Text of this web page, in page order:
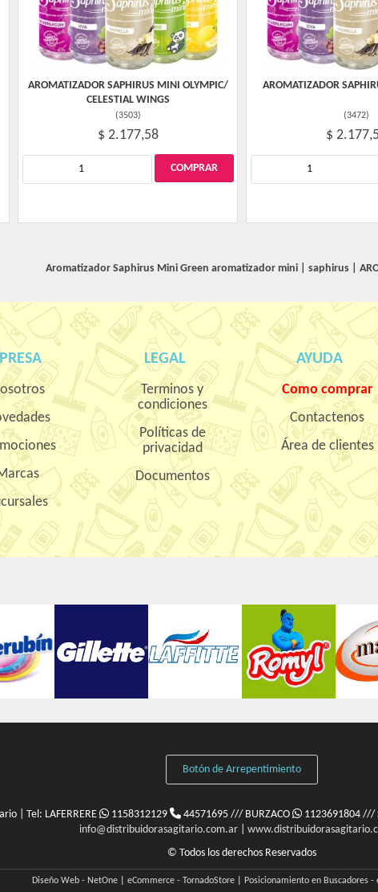
AROMATIZADOR SAPHIRUS MINI OLYMPIC/
CELESTIAL WINGS
(3503)
$ 2.177,58
AROMATIZADOR
(3472)
$
Aromatizador Saphirus Mini Green aromatizador mini| saphirus|
LEGAL
Terminos y
condiciones
Políticas de
privacidad
Documentos
AYUDA
Como comprar
Contactenos
Área de clientes
Botón de Arrepentimiento
| Tel: LAFERRERE 1158312129 44571695 /// BURZACO 1123691804 ///
info@distribuidorasagitario.com.ar|
© Todos los derechos Reservados
Diseño Web - NetOne eCommerce - TornadoStore Posicionamiento en Buscadores -